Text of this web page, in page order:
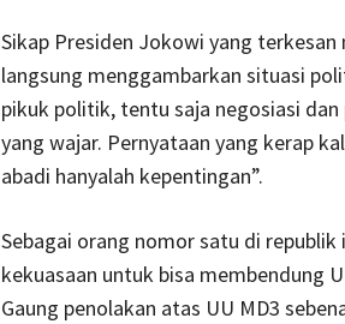
Sikap Presiden Jokowi yang
langsung menggambarkan situasi
pikuk politik, tentu saja negosiasi
yang wajar. Pernyataan yang kerap
abadi hanyalah kepentingan”.
Sebagai orang nomor satu di
kekuasaan untuk bisa membendung
Gaung penolakan atas UU MD3